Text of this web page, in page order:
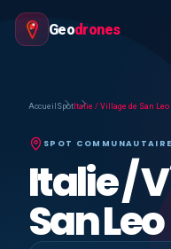
Geodrones
Accueil Spot Italie / Village de San Leo
SPOT COMMUNAUTAIRE
Italie /
San Leo